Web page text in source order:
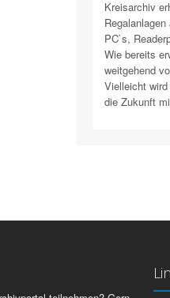
Kreisarchiv
PC`s,
Wie bereits
weitgehend
Vielleicht
die Zukunft